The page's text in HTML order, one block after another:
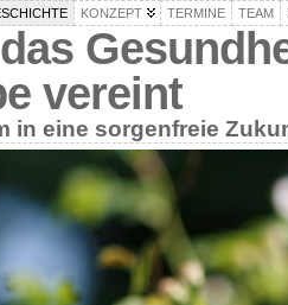
KONZEPT TERMINE TEAM
vereint
in eine sorgenfreie